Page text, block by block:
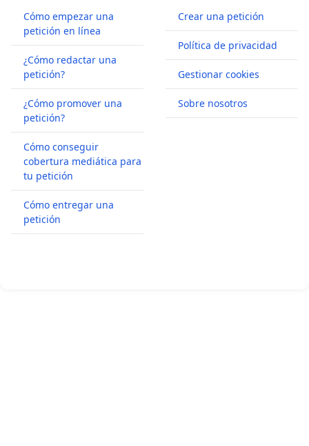
Cómo empezar una
petición en línea
¿Cómo redactar una
petición?
¿Cómo promover una
petición?
Cómo conseguir
cobertura mediática para
tu petición
Cómo entregar una
petición
Crear una petición
Política de privacidad
Gestionar cookies
Sobre nosotros